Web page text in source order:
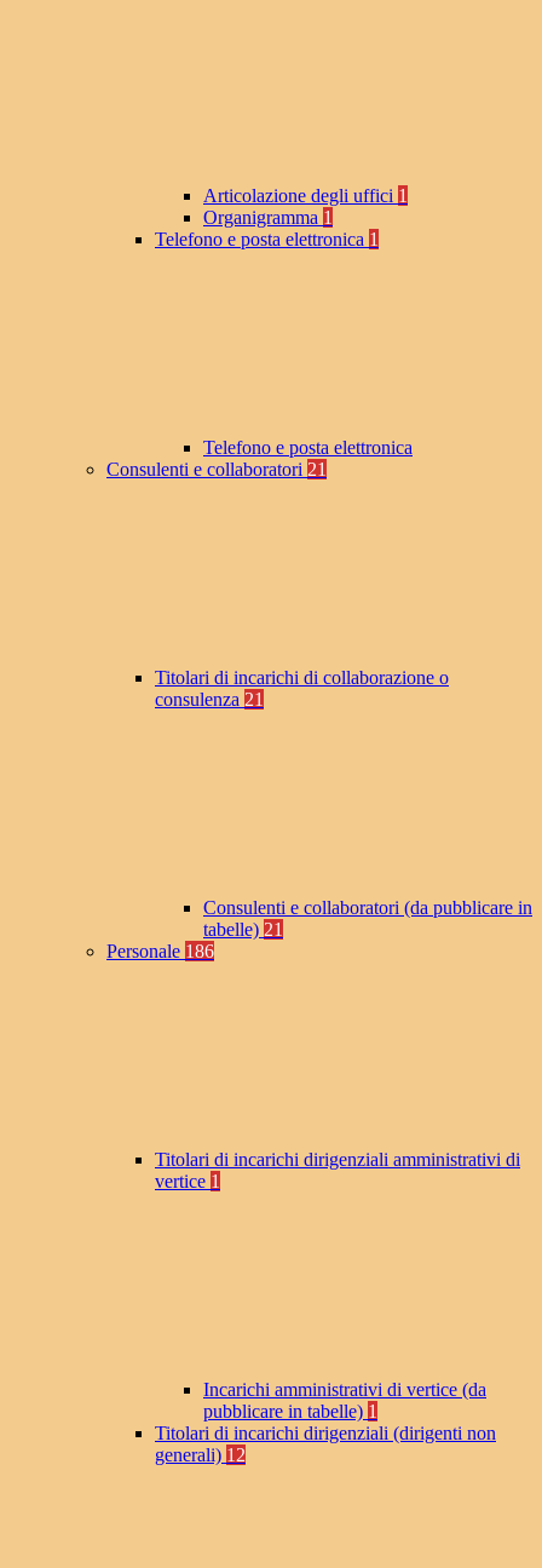
Articolazione degli uffici 1
Organigramma 1
Telefono e posta elettronica 1
Telefono e posta elettronica
Consulenti e collaboratori 21
Titolari di incarichi di collaborazione o
consulenza 21
Consulenti e collaboratori (da pubblicare in
tabelle) 21
Personale 186
Titolari di incarichi dirigenziali amministrativi di
vertice 1
Incarichi amministrativi di vertice (da
pubblicare in tabelle) 1
Titolari di incarichi dirigenziali (dirigenti non
generali) 12